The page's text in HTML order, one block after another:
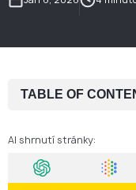
TABLE OF
3. Offshore
AI shrnutí stránky: